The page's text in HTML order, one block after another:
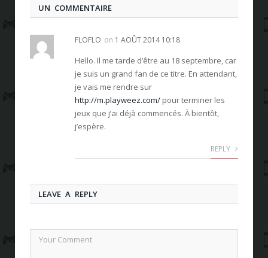
UN COMMENTAIRE
FLOFLO on 1 AOÛT 2014 10:18
Hello. Il me tarde d’être au 18 septembre, car
je suis un grand fan de ce titre. En attendant,
je vais me rendre sur
http://m.playweez.com/ pour terminer les
jeux que j’ai déjà commencés. À bientôt,
j’espère.
REPLY
LEAVE A REPLY